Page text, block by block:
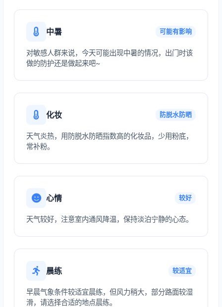
中暑 可能有影响
对敏感人群来说，今天可能出现中暑的情况，出门时该
做的防护还是做起来吧~
化妆 防脱水防晒
天气炎热，用防脱水防晒指数高的化妆品，少用粉底，
常补粉。
心情 较好
天气较好，注意室内通风降温，保持淡泊宁静的心态。
晨练 较适宜
早晨气象条件较适宜晨练，但风力稍大，部分路面较湿
滑，请选择合适的地点晨练。